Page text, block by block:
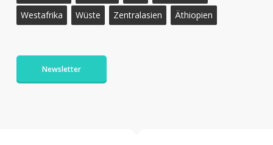
Westafrika
Wüste Zentralasien Äthiopien
Newsletter